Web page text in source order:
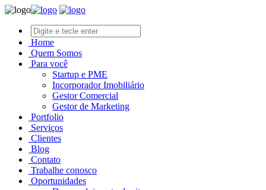
Home
Quem Somos
Para você
Startup e PME
Incorporador Imobiliário
Gestor Comercial
Gestor de Marketing
Portfolio
Serviços
Clientes
Blog
Contato
Trabalhe conosco
Oportunidades